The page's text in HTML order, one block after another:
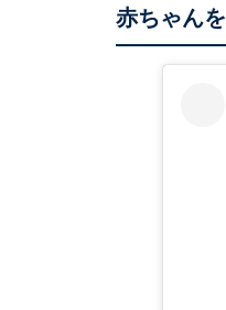
赤ちゃん